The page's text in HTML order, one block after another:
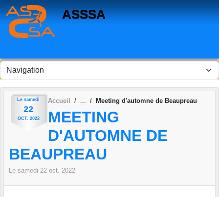
ASSSA
Le samedi
22
OCT. 2022
Accueil Meeting d'automne de Beaupreau
MEETING
D'AUTOMNE DE
BEAUPREAU
Le samedi 22 oct. 2022
Panneau de gestion des cookies